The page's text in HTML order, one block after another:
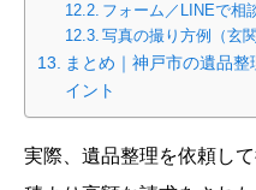
フォーム／LINEで相
写真の撮り方例（玄
まとめ｜神戸市の遺品
イント
実際、遺品整理を依頼し